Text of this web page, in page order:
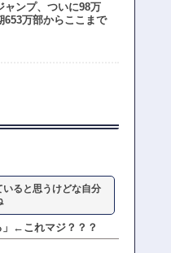
ャンプ、ついに98万
万部からここまで
いると思うけどな自分
」←これマジ？？？